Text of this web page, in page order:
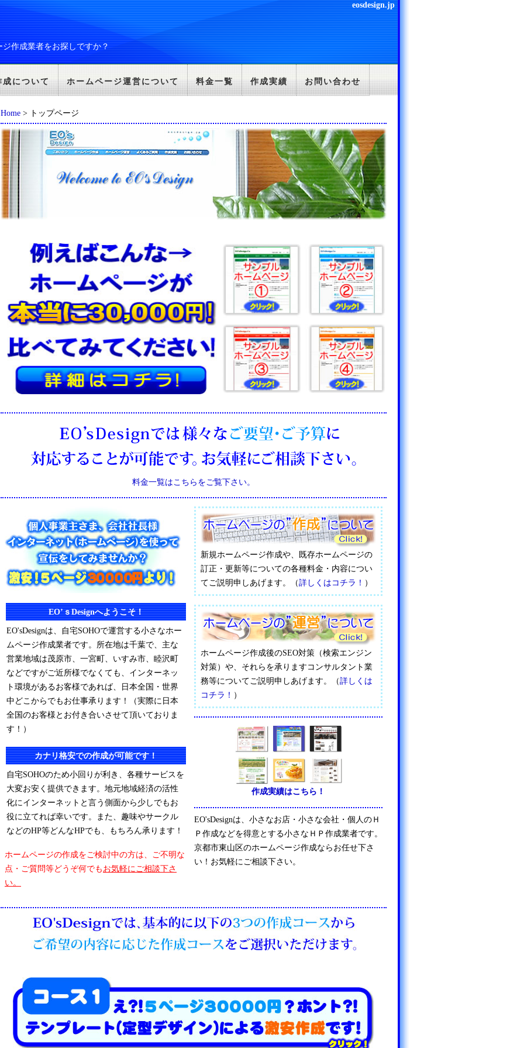
作成業者をお探しですか？
eosdesign.jp
について ホームページ運営について 料金一覧 作成実績 お問い合わせ
Home > トップページ
料金一覧はこちらをご覧下さい。
EO’ｓDesignへようこそ！
EO'sDesignは、自宅SOHOで運営する小さなホー
ムページ作成業者です。所在地は千葉で、主な
営業地域は茂原市、一宮町、いすみ市、睦沢町
などですがご近所様でなくても、インターネッ
ト環境があるお客様であれば、日本全国・世界
中どこからでもお仕事承ります！（実際に日本
全国のお客様とお付き合いさせて頂いておりま
す！）
カナリ格安での作成が可能です！
自宅SOHOのため小回りが利き、各種サービスを
大変お安く提供できます。地元地域経済の活性
化にインターネットと言う側面から少しでもお
役に立てれば幸いです。また、趣味やサークル
などのHP等どんなHPでも、もちろん承ります！
ホームページの作成をご検討中の方は、ご不明な
点・ご質問等どうぞ何でもお気軽にご相談下さ
い。
新規ホームページ作成や、既存ホームページの
訂正・更新等についての各種料金・内容につい
てご説明申しあげます。（詳しくはコチラ！ ）
ホームページ作成後のSEO対策（検索エンジン
対策）や、それらを承りますコンサルタント業
務等についてご説明申しあげます。（詳しくは
コチラ！ ）
作成実績はこちら！
EO'sDesignは、小さなお店・小さな会社・個人のＨ
Ｐ作成などを得意とする小さなＨＰ作成業者です。
京都市東山区のホームページ作成ならお任せ下さ
い！お気軽にご相談下さい。